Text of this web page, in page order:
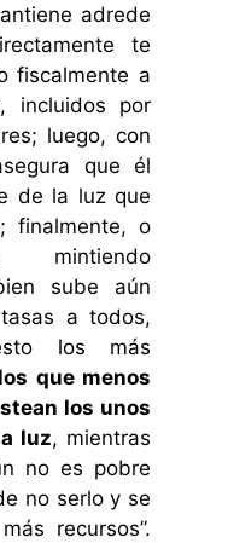
adrede
te
fiscalmente a
incluidos por
luego, con
que él
de la luz que
finalmente, o
sube aún
a todos,
los más
los que menos
los unos
luz, mientras
no es pobre
no serlo y se
recursos”.